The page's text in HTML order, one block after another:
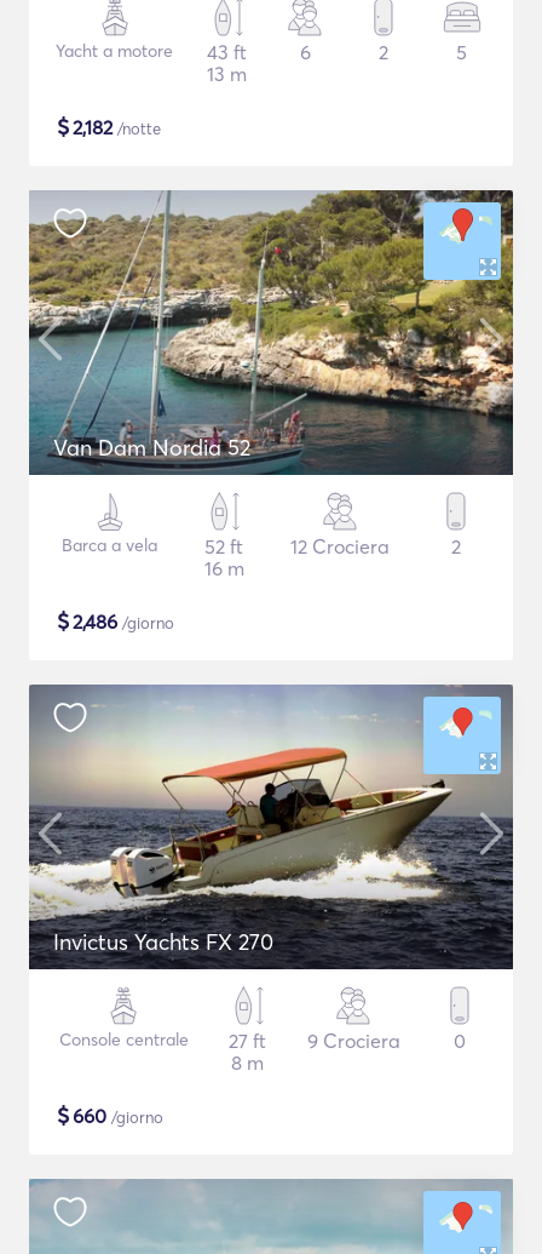
Yacht a motore
43 ft
13 m
6 2 5
$2,182/notte
Van Dam Nordia 52
Barca a vela
52 ft
16 m
12 Crociera 2
$2,486 /giorno
Invictus Yachts FX 270
Console centrale
27 ft
8 m
9 Crociera 0
$660 /giorno